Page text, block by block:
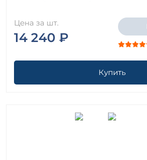
Цена за шт.
14 240 ₽
Купить